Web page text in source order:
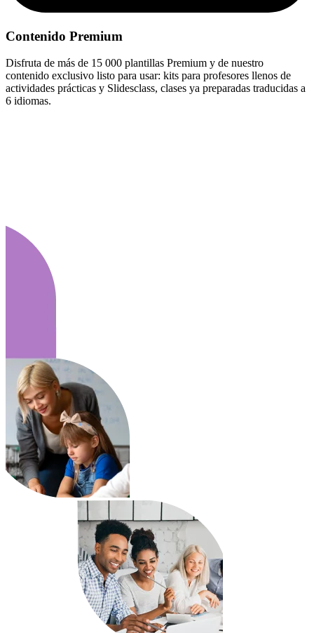
Contenido Premium
Disfruta de más de 15 000 plantillas Premium y de nuestro
contenido exclusivo listo para usar: kits para profesores llenos de
actividades prácticas y Slidesclass, clases ya preparadas traducidas a
6 idiomas.